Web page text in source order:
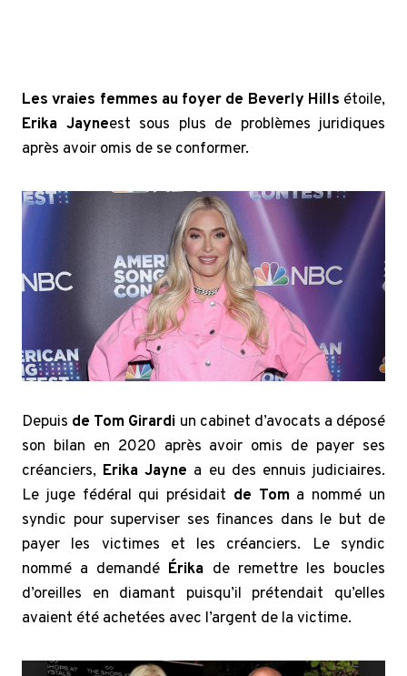
Les vraies femmes au foyer de Beverly Hills étoile,
Erika Jayneest sous plus de problèmes juridiques
après avoir omis de se conformer.
Depuis de Tom Girardi un cabinet d’avocats a déposé
son bilan en 2020 après avoir omis de payer ses
créanciers, Erika Jayne a eu des ennuis judiciaires.
Le juge fédéral qui présidait de Toma nommé un
syndic pour superviser ses finances dans le but de
payer les victimes et les créanciers. Le syndic
nommé a demandé Érika de remettre les boucles
d’oreilles en diamant puisqu’il prétendait qu’elles
avaient été achetées avec l’argent de la victime.